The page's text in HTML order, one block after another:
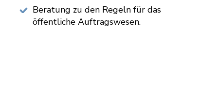
Beratung zu den Regeln für das
öffentliche Auftragswesen.